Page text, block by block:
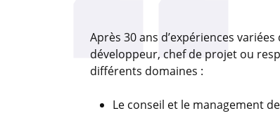
Après 30 ans d’expériences
développeur, chef de projet ou
différents domaines :
Le conseil et le management